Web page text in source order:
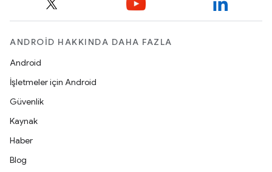
ANDROID HAKKINDA DAHA FAZLA
Android
İşletmeler için Android
Güvenlik
Kaynak
Haber
Blog